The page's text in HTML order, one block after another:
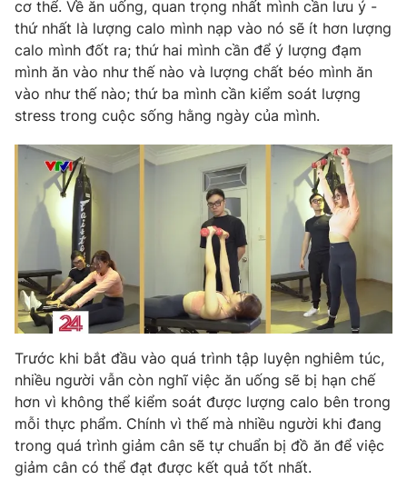
cơ thể. Về ăn uống, quan trọng nhất mình cần lưu ý -
thứ nhất là lượng calo mình nạp vào nó sẽ ít hơn lượng
calo mình đốt ra; thứ hai mình cần để ý lượng đạm
mình ăn vào như thế nào và lượng chất béo mình ăn
vào như thế nào; thứ ba mình cần kiểm soát lượng
stress trong cuộc sống hằng ngày của mình.
Trước khi bắt đầu vào quá trình tập luyện nghiêm túc,
nhiều người vẫn còn nghĩ việc ăn uống sẽ bị hạn chế
hơn vì không thể kiểm soát được lượng calo bên trong
mỗi thực phẩm. Chính vì thế mà nhiều người khi đang
trong quá trình giảm cân sẽ tự chuẩn bị đồ ăn để việc
giảm cân có thể đạt được kết quả tốt nhất.